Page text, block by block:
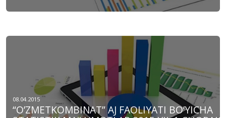
08.04.2015
“O’ZMETKOMBINAT” AJ FAOLIYATI BO’YICHA